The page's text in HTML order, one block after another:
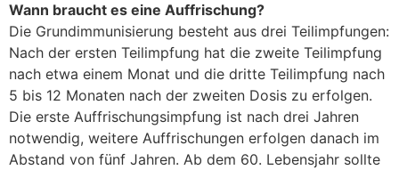
Wann braucht es eine Auffrischung?
Die Grundimmunisierung besteht aus drei Teilimpfungen:
Nach der ersten Teilimpfung hat die zweite Teilimpfung
nach etwa einem Monat und die dritte Teilimpfung nach
5 bis 12 Monaten nach der zweiten Dosis zu erfolgen.
Die erste Auffrischungsimpfung ist nach drei Jahren
notwendig, weitere Auffrischungen erfolgen danach im
Abstand von fünf Jahren. Ab dem 60. Lebensjahr sollte